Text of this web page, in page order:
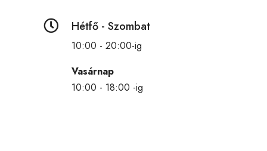
 Hétfő - Szombat
10:00 - 20:00-ig
Vasárnap
10:00 - 18:00 -ig